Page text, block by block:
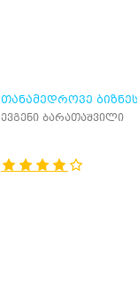
ᲗᲐᲜᲐᲛᲔᲓᲠᲝᲕᲔ ᲑᲘᲖᲜᲔᲡ
ᲡᲢᲠᲐᲢᲔᲒᲘᲔᲑᲘ
ევგენი ბარათაშვილი